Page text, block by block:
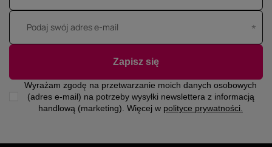
Podaj swój adres e-mail
Wyrażam zgodę na przetwarzanie moich danych osobowych
(adres e-mail) na potrzeby wysyłki newslettera z informacją
handlową (marketing). Więcej w polityce prywatności.
Zapisz się